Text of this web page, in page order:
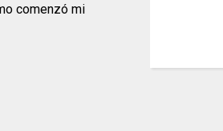
comenzó mi